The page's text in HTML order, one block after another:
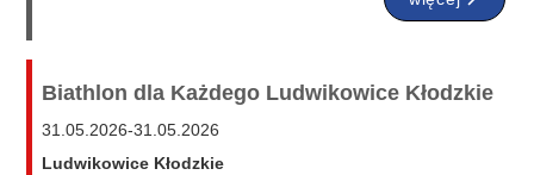
Biathlon dla Każdego Ludwikowice Kłodzkie
31.05.2026-31.05.2026
Ludwikowice Kłodzkie